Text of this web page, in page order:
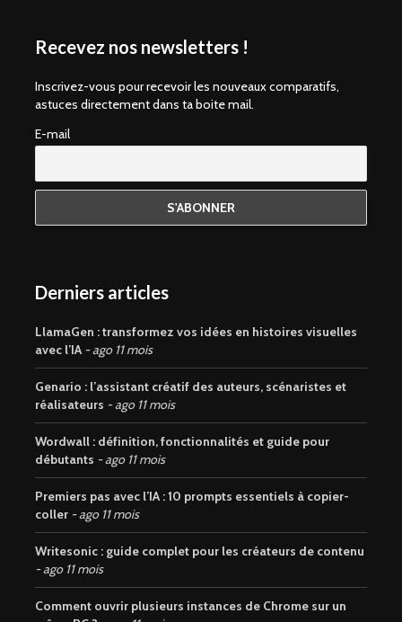
Recevez nos newsletters !
Inscrivez-vous pour recevoir les nouveaux comparatifs,
astuces directement dans ta boite mail.
E-mail
Derniers articles
LlamaGen : transformez vos idées en histoires visuelles
avec l’IA
ago 11 mois
Genario : l’assistant créatif des auteurs, scénaristes et
réalisateurs
ago 11 mois
Wordwall : définition, fonctionnalités et guide pour
débutants
ago 11 mois
Premiers pas avec l’IA : 10 prompts essentiels à copier-
coller
ago 11 mois
Writesonic : guide complet pour les créateurs de contenu
ago 11 mois
Comment ouvrir plusieurs instances de Chrome sur un